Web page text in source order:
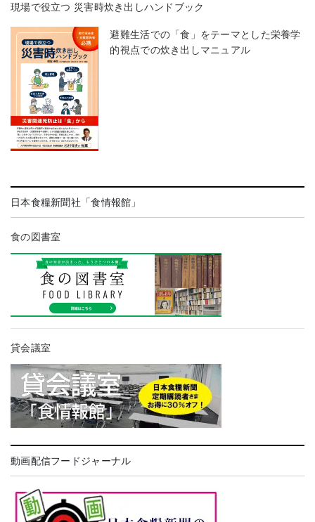
現場で役立つ 災害時炊き出しハンドブック
避難生活での「食」をテーマとした栄養学
的視点での炊き出しマニュアル
日本食糧新聞社「食情報館」
食の図書室
貸会議室
動画配信フードジャーナル